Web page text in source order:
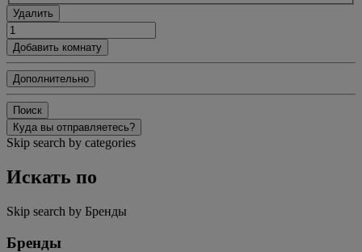
Удалить
Добавить комнату
Дополнительно
Поиск
Куда вы отправляетесь?
Skip search by categories
Искать по
Skip search by Бренды
Бренды